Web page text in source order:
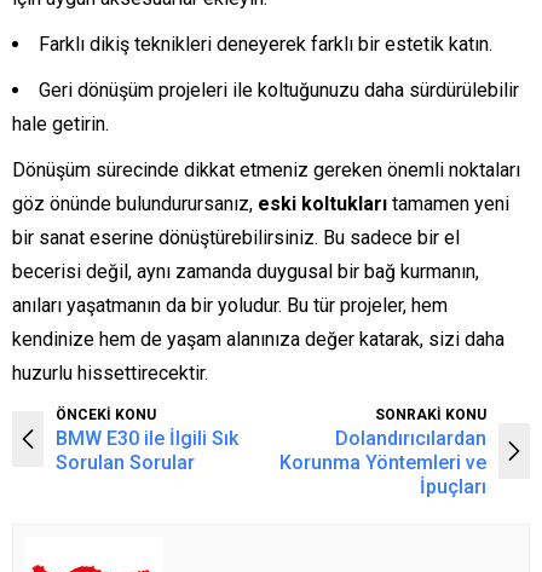
Farklı dikiş teknikleri deneyerek farklı bir estetik katın.
Geri dönüşüm projeleri ile koltuğunuzu daha sürdürülebilir
hale getirin.
Dönüşüm sürecinde dikkat etmeniz gereken önemli noktaları
göz önünde bulundurursanız, eski koltukları tamamen yeni
bir sanat eserine dönüştürebilirsiniz. Bu sadece bir el
becerisi değil, aynı zamanda duygusal bir bağ kurmanın,
anıları yaşatmanın da bir yoludur. Bu tür projeler, hem
kendinize hem de yaşam alanınıza değer katarak, sizi daha
huzurlu hissettirecektir.
ÖNCEKİ KONU
BMW E30 ile İlgili Sık
Sorulan Sorular
SONRAKİ KONU
Dolandırıcılardan
Korunma Yöntemleri ve
İpuçları